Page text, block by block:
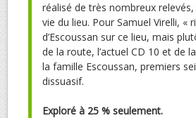
réalisé de très nombreux
vie du lieu. Pour Samuel Virelli, «
d’Escoussan sur ce lieu, mais
de la route, l’actuel CD 10 et de
la famille Escoussan, premiers
dissuasif.
Exploré à 25 % seulement.